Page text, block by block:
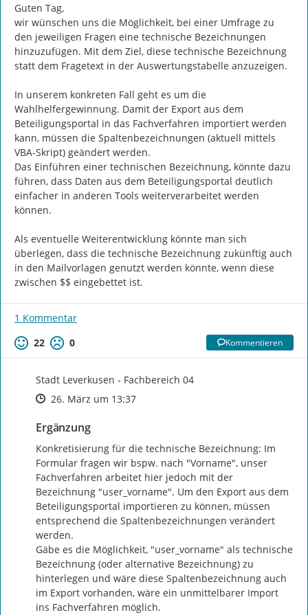
Guten Tag,
wir wünschen uns die Möglichkeit, bei einer Umfrage zu
den jeweiligen Fragen eine technische Bezeichnungen
hinzuzufügen. Mit dem Ziel, diese technische Bezeichnung
statt dem Fragetext in der Auswertungstabelle anzuzeigen.
In unserem konkreten Fall geht es um die
Wahlhelfergewinnung. Damit der Export aus dem
Beteiligungsportal in das Fachverfahren importiert werden
kann, müssen die Spaltenbezeichnungen (aktuell mittels
VBA-Skript) geändert werden.
Das Einführen einer technischen Bezeichnung, könnte dazu
führen, dass Daten aus dem Beteiligungsportal deutlich
einfacher in anderen Tools weiterverarbeitet werden
können.
Als eventuelle Weiterentwicklung könnte man sich
überlegen, dass die technische Bezeichnung zukünftig auch
in den Mailvorlagen genutzt werden könnte, wenn diese
zwischen $$ eingebettet ist.
1 Kommentar
22
0 Kommentieren
Stadt Leverkusen - Fachbereich 04
Zeitpunkt des Erstellens
Zeitpunkt des Erstellens
26. März um 13:37Zur Äußerung
Ergänzung
Konkretisierung für die technische Bezeichnung: Im
Formular fragen wir bspw. nach "Vorname", unser
Fachverfahren arbeitet hier jedoch mit der
Bezeichnung "user_vorname". Um den Export aus dem
Beteiligungsportal importieren zu können, müssen
entsprechend die Spaltenbezeichnungen verändert
werden.
Gäbe es die Möglichkeit, "user_vorname" als technische
Bezeichnung (oder alternative Bezeichnung) zu
hinterlegen und wäre diese Spaltenbezeichnung auch
im Export vorhanden, wäre ein unmittelbarer Import
ins Fachverfahren möglich.